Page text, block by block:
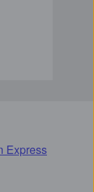
Express